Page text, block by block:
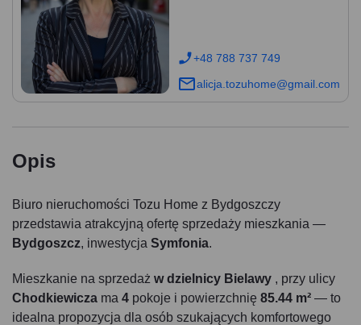
+48 788 737 749
alicja.tozuhome@gmail.com
Opis
Biuro nieruchomości Tozu Home z Bydgoszczy
przedstawia atrakcyjną ofertę sprzedaży mieszkania —
Bydgoszcz, inwestycja Symfonia.
Mieszkanie na sprzedaż w dzielnicy Bielawy , przy ulicy
Chodkiewicza ma 4 pokoje i powierzchnię 85.44 m² — to
idealna propozycja dla osób szukających komfortowego